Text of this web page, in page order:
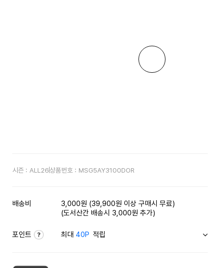
시즌 : ALL26상품번호 : MSG5AY3100DOR
배송비
3,000원 (39,900원 이상 구매시 무료)
(도서산간 배송시 3,000원 추가)
포인트 최대 40P 적립